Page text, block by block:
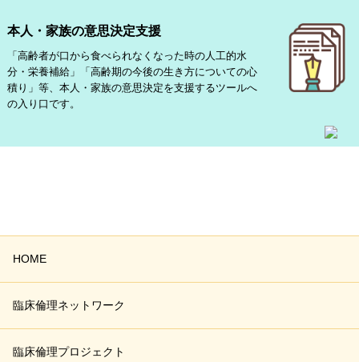
本人・家族の意思決定支援
「高齢者が口から食べられなくなった時の人工的水
分・栄養補給」「高齢期の今後の生き方についての心
積り」等、本人・家族の意思決定を支援するツールへ
の入り口です。
HOME
臨床倫理ネットワーク
臨床倫理プロジェクト